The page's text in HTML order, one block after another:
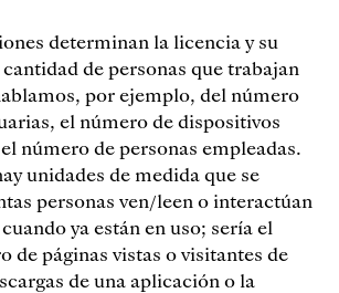
determinan la licencia y su
de personas que trabajan
por ejemplo, del número
el número de dispositivos
número de personas empleadas.
unidades de medida que se
personas ven/leen o interactúan
ya están en uso; sería el
de páginas vistas o visitantes de
de una aplicación o la